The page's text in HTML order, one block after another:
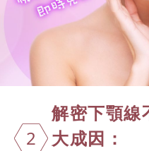
2
解密下顎線
大成因：